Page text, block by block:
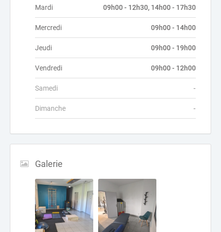
Mardi 09h00 - 12h30, 14h00 - 17h30
Mercredi 09h00 - 14h00
Jeudi 09h00 - 19h00
Vendredi 09h00 - 12h00
Samedi -
Dimanche -
Galerie